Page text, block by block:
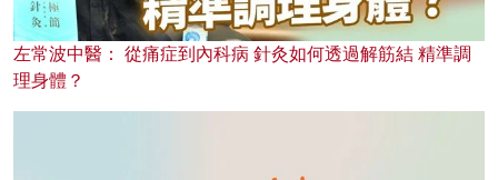
左常波中醫： 從痛症到內科病 針灸如何透過解筋結 精準調
理身體？